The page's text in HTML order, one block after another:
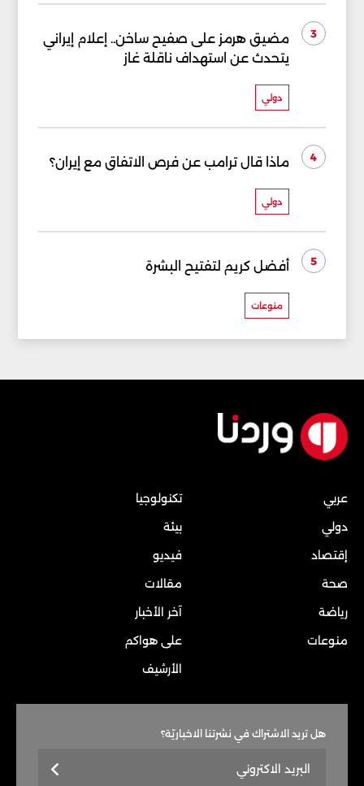
3
مضيق هرمز على صفيح ساخن.. إعلام إيراني
يتحدث عن استهداف ناقلة غاز
دولي
4 ماذا قال ترامب عن فرص الاتفاق مع إيران؟
دولي
5 أفضل كريم لتفتيح البشرة
منوعات
عربي
دولي
إقتصاد
صحة
رياضة
منوعات
تكنولوجيا
بيئة
فيديو
مقالات
آخر الأخبار
على هواكم
الأرشيف
هل تريد الاشتراك في نشرتنا الاخباريّة؟